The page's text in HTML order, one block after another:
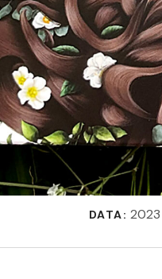
DATA:2023